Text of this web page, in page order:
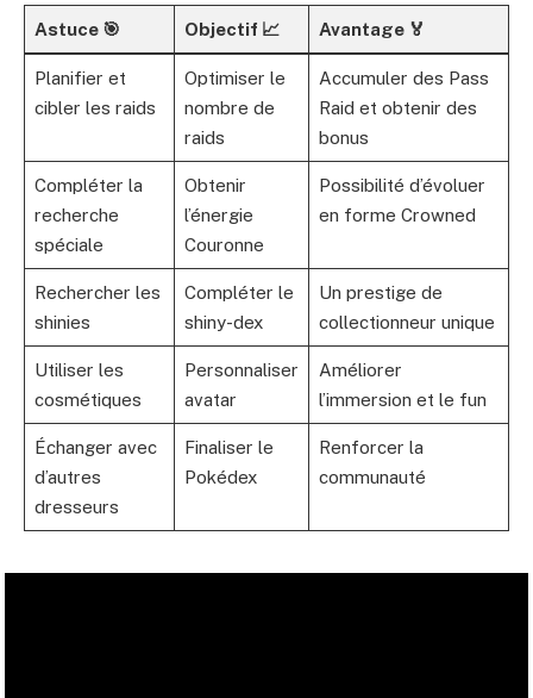
Astuce 🎯 Objectif 📈 Avantage 🏅
Planifier et
cibler les raids
Optimiser le
nombre de
raids
Accumuler des Pass
Raid et obtenir des
bonus
Compléter la
recherche
spéciale
Obtenir
l’énergie
Couronne
Possibilité d’évoluer
en forme Crowned
Rechercher les
shinies
Compléter le
shiny-dex
Un prestige de
collectionneur unique
Utiliser les
cosmétiques
Personnaliser
avatar
Améliorer
l’immersion et le fun
Échanger avec
d’autres
dresseurs
Finaliser le
Pokédex
Renforcer la
communauté